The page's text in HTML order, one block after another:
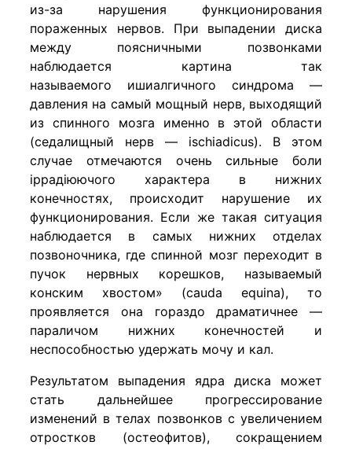
из-за нарушения функционирования
пораженных нервов. При выпадении диска
между поясничными позвонками
наблюдается картина так
называемого ишиалгичного синдрома —
давления на самый мощный нерв, выходящий
из спинного мозга именно в этой области
(седалищный нерв — ischiadicus). В этом
случае отмечаются очень сильные боли
іррадіюючого характера в нижних
конечностях, происходит нарушение их
функционирования. Если же такая ситуация
наблюдается в самых нижних отделах
позвоночника, где спинной мозг переходит в
пучок нервных корешков, называемый
конским хвостом» (cauda equina), то
проявляется она гораздо драматичнее —
параличом нижних конечностей и
неспособностью удержать мочу и кал.
Результатом выпадения ядра диска может
стать дальнейшее прогрессирование
изменений в телах позвонков с увеличением
отростков (остеофитов), сокращением